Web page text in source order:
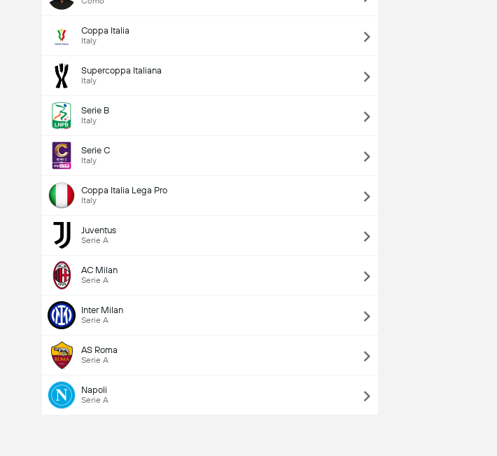
Coppa Italia
Italy
Supercoppa Italiana
Italy
Serie B
Italy
Serie C
Italy
Coppa Italia Lega Pro
Italy
Juventus
Serie A
AC Milan
Serie A
Inter Milan
Serie A
AS Roma
Serie A
Napoli
Serie A